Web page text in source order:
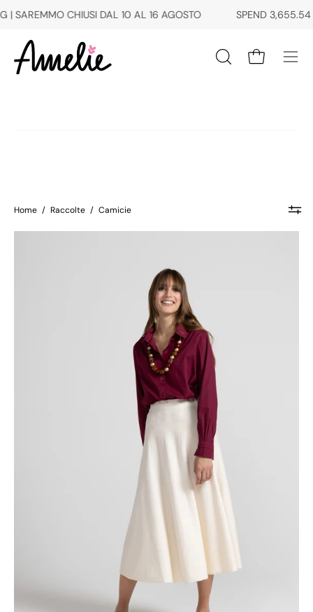
Salta
contenuto
CHIUSI DAL 10 AL 16 AGOSTO SPEND3,655.54 TRY
Apri
Apri carrello
Apri
Home / Raccolte / Camicie
IN
MORBIDO
COTONE